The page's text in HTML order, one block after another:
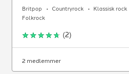
Britpop Countryrock Klassisk rock
Folkrock
(2)
2 medlemmer